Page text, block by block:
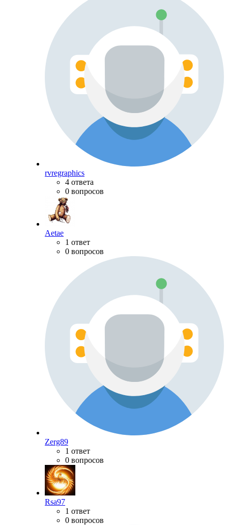
rvregraphics
4 ответа
0 вопросов
Aetae
1 ответ
0 вопросов
Zerg89
1 ответ
0 вопросов
Rsa97
1 ответ
0 вопросов